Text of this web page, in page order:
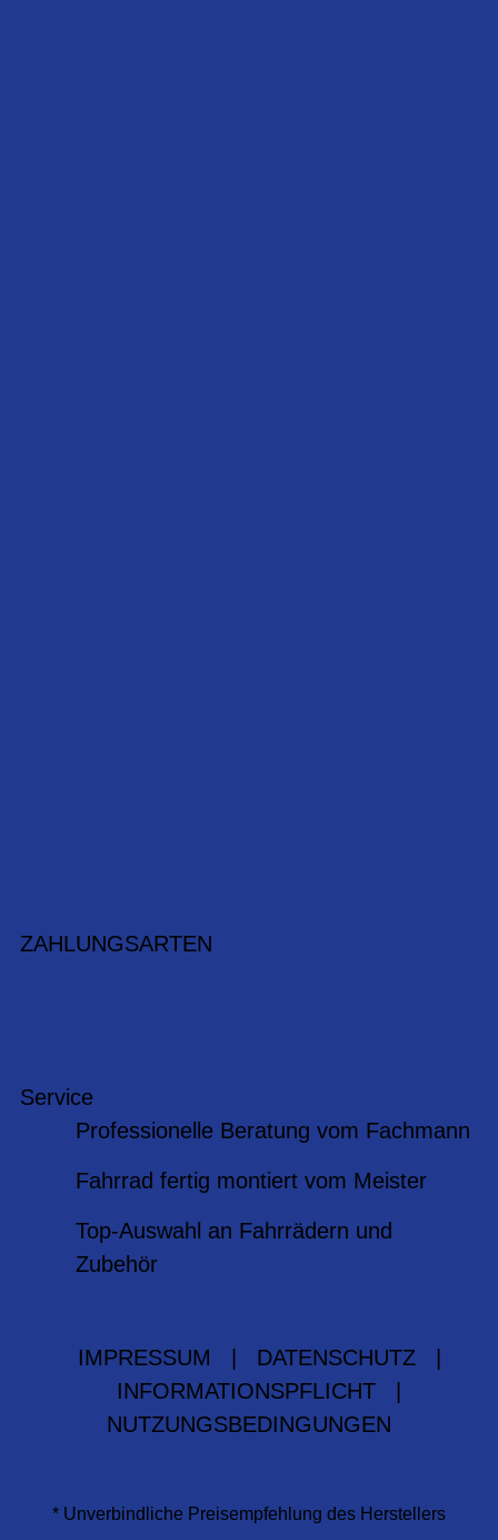
ZAHLUNGSARTEN
Service
Professionelle Beratung vom Fachmann
Fahrrad fertig montiert vom Meister
Top-Auswahl an Fahrrädern und
Zubehör
IMPRESSUM DATENSCHUTZ
INFORMATIONSPFLICHT
NUTZUNGSBEDINGUNGEN
* Unverbindliche Preisempfehlung des Herstellers